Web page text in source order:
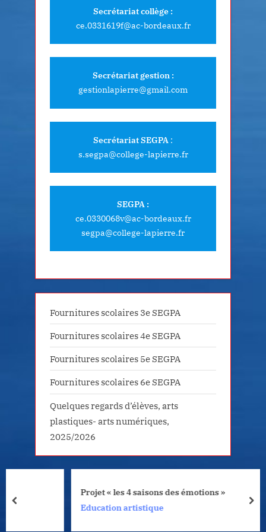
Secrétariat collège :
ce.0331619f@ac-bordeaux.fr
Secrétariat gestion :
gestionlapierre@gmail.com
Secrétariat SEGPA :
s.segpa@college-lapierre.fr
SEGPA :
ce.0330068v@ac-bordeaux.fr
segpa@college-lapierre.fr
Fournitures scolaires 3e SEGPA
Fournitures scolaires 4e SEGPA
Fournitures scolaires 5e SEGPA
Fournitures scolaires 6e SEGPA
Quelques regards d’élèves, arts
plastiques- arts numériques,
2025/2026
Projet « les 4 saisons des émotions »
Education artistique
prev